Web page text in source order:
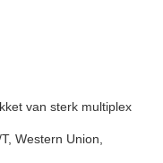
van sterk multiplex
Western Union,